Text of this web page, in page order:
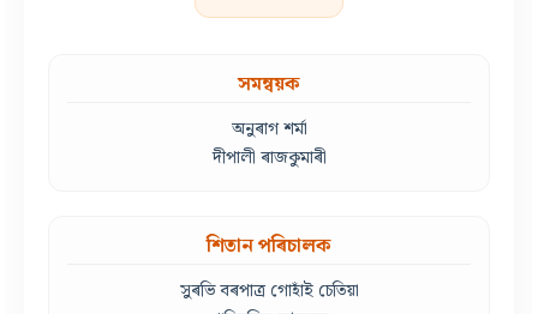
সমন্বয়ক
অনুৰাগ শৰ্মা
দীপালী ৰাজকুমাৰী
শিতান পৰিচালক
সুৰভি বৰপাত্ৰ গোহাঁই চেতিয়া